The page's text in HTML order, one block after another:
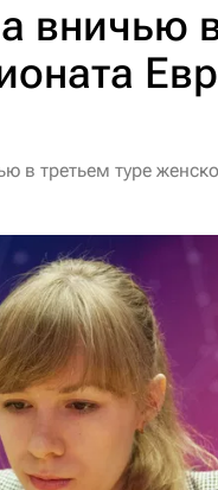
вничью
в третьем туре